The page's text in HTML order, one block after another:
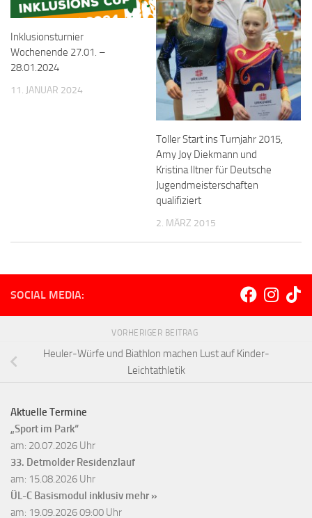
Inklusionsturnier
Wochenende 27.01. –
28.01.2024
11. JANUAR 2024
Toller Start ins Turnjahr 2015,
Amy Joy Diekmann und
Kristina Iltner für Deutsche
Jugendmeisterschaften
qualifiziert
2. MÄRZ 2015
SOCIAL MEDIA:
VORHERIGER BEITRAG
Heuler-Würfe und Biathlon machen Lust auf Kinder-
Leichtathletik
Aktuelle Termine
„Sport im Park“
am: 20.07.2026 Uhr
33. Detmolder Residenzlauf
am: 15.08.2026 Uhr
ÜL-C Basismodul inklusiv mehr »
am: 19.09.2026 09:00 Uhr